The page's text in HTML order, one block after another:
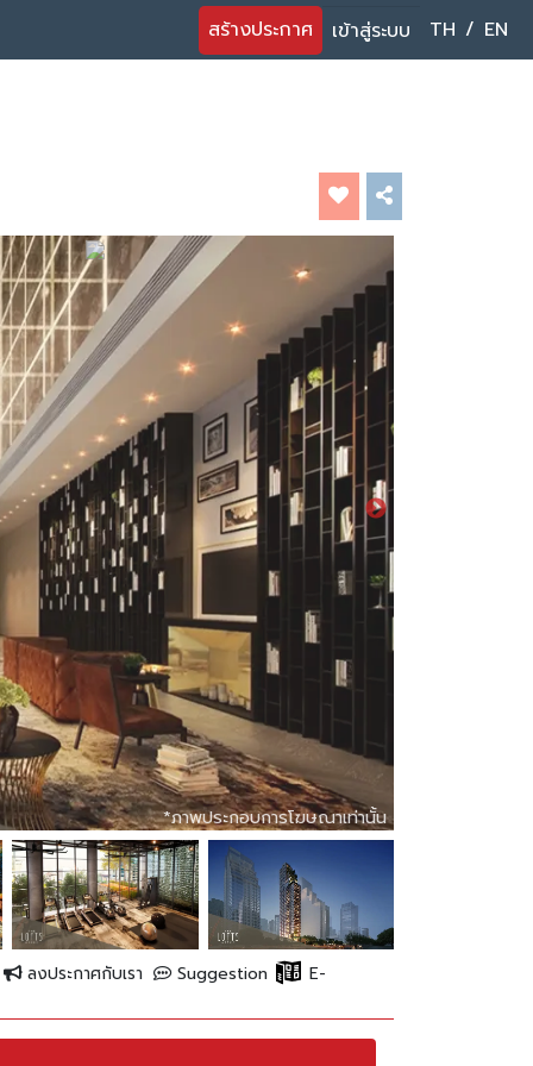
สร้างประกาศ เข้าสู่ระบบ TH / EN
าเท่านั้น *ภาพประกอบการโฆษณาเท่านั้น
*ภาพประกอบการโฆษณาเท่านั้น
*ภาพประกอบการโฆษณาเท่านั้น
ลงประกาศกับเรา Suggestion
E-